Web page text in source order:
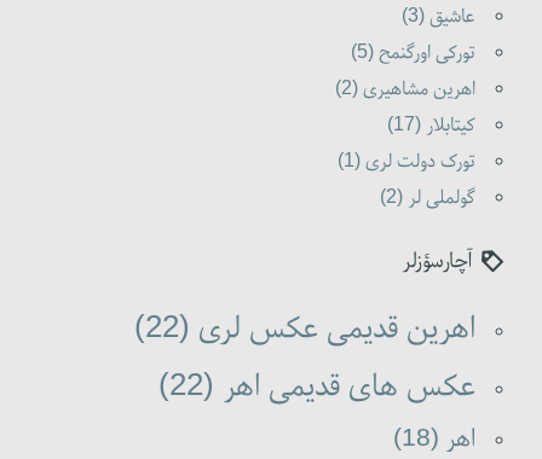
عاشیق (3)
تورکی اورگنمح (5)
اهرین مشاهیری (2)
کیتابلار (17)
تورک دولت لری (1)
گولملی لر (2)
آچارسؤزلر
اهرین قدیمی عکس لری (22)
عکس های قدیمی اهر (22)
اهر (18)